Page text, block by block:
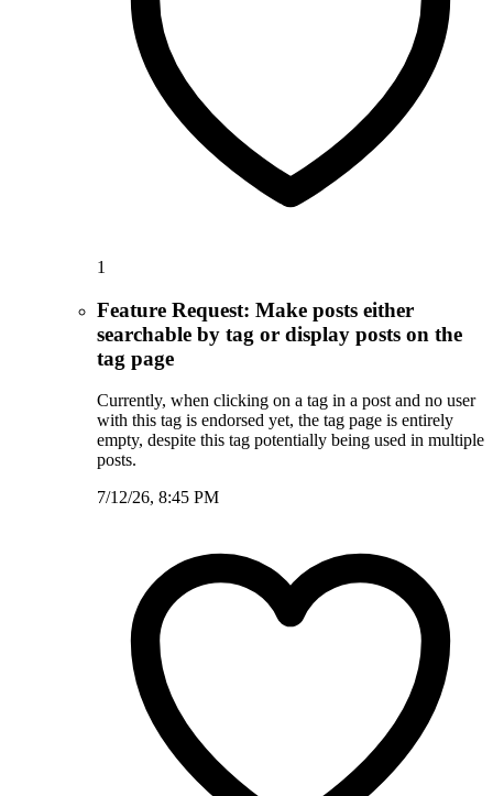
1
Feature Request: Make posts either
searchable by tag or display posts on the
tag page
Currently, when clicking on a tag in a post and no user
with this tag is endorsed yet, the tag page is entirely
empty, despite this tag potentially being used in multiple
posts.
7/12/26, 8:45 PM